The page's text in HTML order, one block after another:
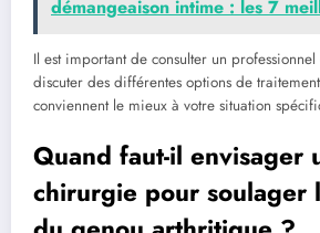
‌démangeaison intime : les 7
Il est important de consulter un
discuter des différentes options de
conviennent le mieux à votre situation
Quand faut-il envisager
chirurgie pour soulager